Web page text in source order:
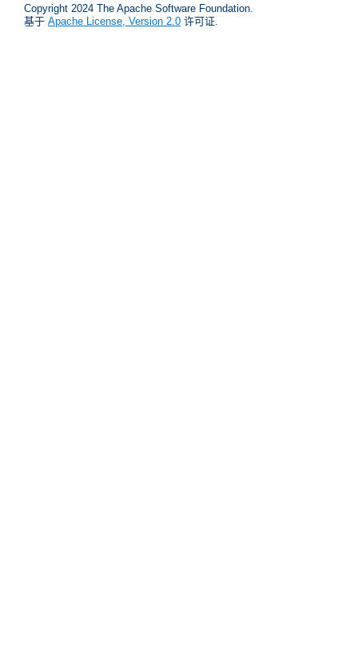
Copyright 2024 The Apache Software Foundation.
基于 Apache License, Version 2.0 许可证.